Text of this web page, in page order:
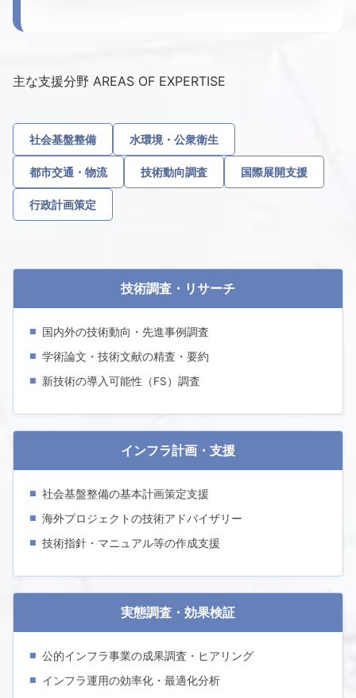
主な支援分野 AREAS OF EXPERTISE
社会基盤整備 水環境・公衆衛生
都市交通・物流 技術動向調査 国際展開支援
行政計画策定
技術調査・リサーチ
国内外の技術動向・先進事例調査
学術論文・技術文献の精査・要約
新技術の導入可能性（FS）調査
インフラ計画・支援
社会基盤整備の基本計画策定支援
海外プロジェクトの技術アドバイザリー
技術指針・マニュアル等の作成支援
実態調査・効果検証
公的インフラ事業の成果調査・ヒアリング
インフラ運用の効率化・最適化分析